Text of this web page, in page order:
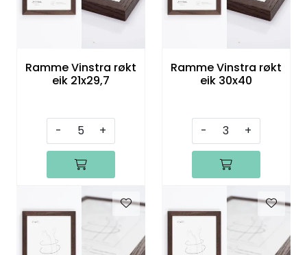
Ramme Vinstra røkt
eik 21x29,7
- +
Ramme Vinstra røkt
eik 30x40
- +